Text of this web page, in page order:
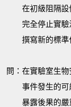
在初級阻隔
完全停止實驗
撰寫新的標
問：在實驗室生
事件發生的可
暴露後果的